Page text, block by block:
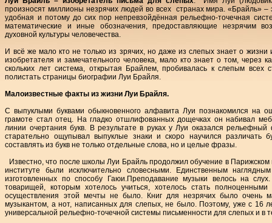
произносят миллионы незрячих людей во всех странах мира. «Брайль» –
удобная и потому до сих пор непревзойдённая рельефно-точечная
математические и иные обозначения, предоставляющие незрячим
духовной культуры человечества.
И всё же мало кто не только из зрячих, но даже из слепых знает о жизни
изобретателя и замечательного человека, мало кто знает о том, через
скольких лет система, открытая Брайлем, пробивалась к слепым
полистать страницы биографии Луи Брайля.
Малоизвестные факты из жизни Луи Брайля.
С выпуклыми буквами обыкновенного алфавита Луи познакомился на
грамоте стал отец. На гладко отшлифованных дощечках он набивал
линии очертания букв. В результате в руках у Луи оказался
старательно ощупывал выпуклые знаки и скоро научился
составлять из букв не только отдельные слова, но и целые фразы.
Известно, что после школы Луи Брайль продолжил обучение в
институте были исключительно словесными. Единственным
изготовленных по способу Гаюи.Преподавание музыки велось на
товарищей, которым хотелось учиться, хотелось стать
осуществления этой мечты не было. Книг для незрячих было очень
музыкантом, а нот, написанных для слепых, не было. Поэтому, уже с 16
универсальной рельефно-точечной системы письменности для слепых и в